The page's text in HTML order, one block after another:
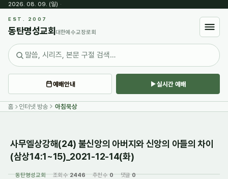
2026. 08. 09. (일) ·
EST. 2007
동탄명성교회 대한예수교장로회
예배안내 실시간 예배
홈 인터넷 방송 아침묵상
사무엘상강해(24) 불신앙의 아버지와 신앙의 아들의 차이
(삼상14:1~15)_2021-12-14(화)
동탄명성교회 조회 수2446 추천 수0 댓글0
Sketchbook5, 스케치북5
Sketchbook5, 스케치북5